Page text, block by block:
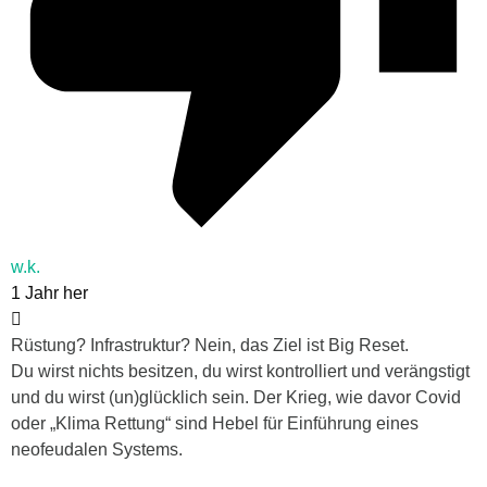
w.k.
1 Jahr her
Rüstung? Infrastruktur? Nein, das Ziel ist Big Reset.
Du wirst nichts besitzen, du wirst kontrolliert und verängstigt
und du wirst (un)glücklich sein. Der Krieg, wie davor Covid
oder „Klima Rettung“ sind Hebel für Einführung eines
neofeudalen Systems.